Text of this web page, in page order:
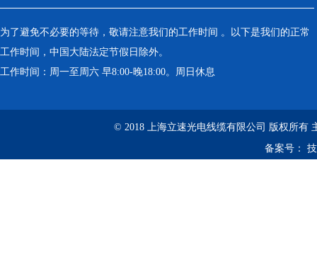
为了避免不必要的等待，敬请注意我们的工作时间 。以下是我们的正常
工作时间，中国大陆法定节假日除外。
工作时间：周一至周六 早8:00-晚18:00。周日休息
© 2018 上海立速光电线缆有限公司 版权所有
备案号：